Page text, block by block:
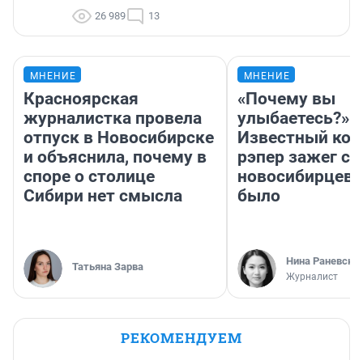
26 989 13
МНЕНИЕ
Красноярская
журналистка провела
отпуск в Новосибирске
и объяснила, почему в
споре о столице
Сибири нет смысла
Татьяна Зарва
МНЕНИЕ
«Почему вы
улыбаетесь?»
Известный
рэпер зажег с
новосибирцев:
было
Нина
Журналист
РЕКОМЕНДУЕМ